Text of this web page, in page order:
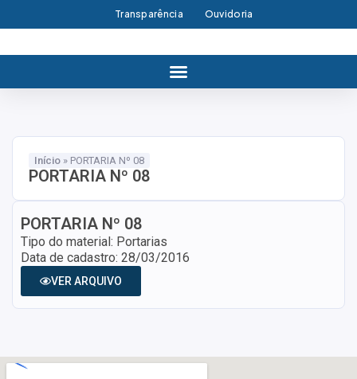
Transparência Ouvidoria
Início » PORTARIA Nº 08
PORTARIA Nº 08
PORTARIA Nº 08
Tipo do material: Portarias
Data de cadastro: 28/03/2016
VER ARQUIVO